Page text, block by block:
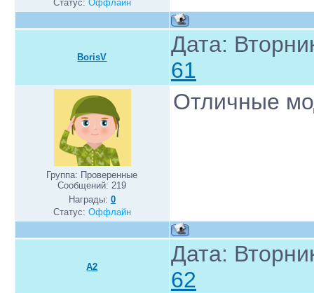
Статус: Оффлайн
BorisV
Дата:
61
Группа: Проверенные
Сообщений:219
Награды: 0
Статус: Оффлайн
Отличные
A2
Дата:
62